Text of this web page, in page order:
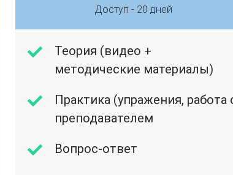
Доступ - 20 дней
Теория (видео +
методические материалы)
Практика (упражения, работа
преподавателем
Вопрос-ответ